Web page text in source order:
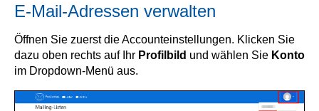
E-Mail-Adressen verwalten
Öffnen Sie zuerst die Accounteinstellungen. Klicken Sie
dazu oben rechts auf Ihr Profilbild und wählen Sie Konto
im Dropdown-Menü aus.